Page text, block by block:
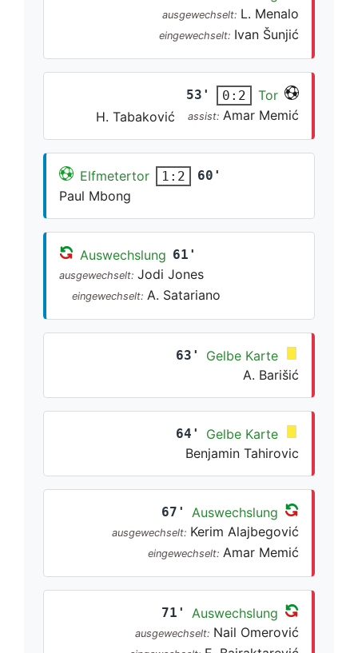
ausgewechselt: L. Menalo
eingewechselt: Ivan Šunjić
53' 0:2
Tor
H. Tabaković
assist: Amar Memić
Elfmetertor 1:2 60'
Paul Mbong
Auswechslung 61'
ausgewechselt: Jodi Jones
eingewechselt: A. Satariano
63'
Gelbe Karte
A. Barišić
64'
Gelbe Karte
Benjamin Tahirovic
67' Auswechslung
ausgewechselt: Kerim Alajbegović
eingewechselt: Amar Memić
71' Auswechslung
ausgewechselt: Nail Omerović